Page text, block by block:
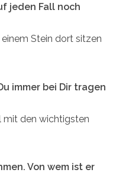
jeden Fall noch
einem Stein dort sitzen
immer bei Dir tragen
mit den wichtigsten
Von wem ist er